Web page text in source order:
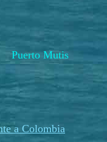
Mutis
a Colombia